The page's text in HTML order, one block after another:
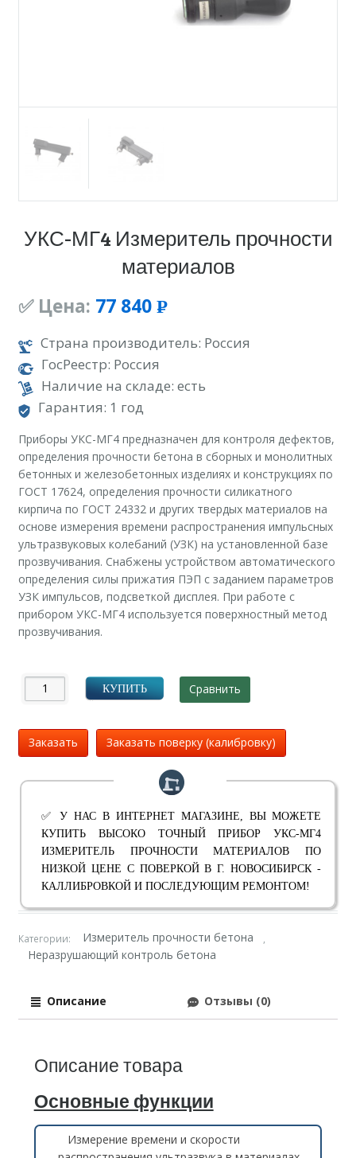
УКС-МГ4 Измеритель прочности
материалов
✅ Цена: 77 840 Р
УБ.
Страна производитель: Россия
ГосРеестр: Россия
Наличие на складе: есть
Гарантия: 1 год
Приборы УКС-МГ4 предназначен для контроля дефектов,
определения прочности бетона в сборных и монолитных
бетонных и железобетонных изделиях и конструкциях по
ГОСТ 17624, определения прочности силикатного
кирпича по ГОСТ 24332 и других твердых материалов на
основе измерения времени распространения импульсных
ультразвуковых колебаний (УЗК) на установленной базе
прозвучивания. Снабжены устройством автоматического
определения силы прижатия ПЭП с заданием параметров
УЗК импульсов, подсветкой дисплея. При работе с
прибором УКС-МГ4 используется поверхностный метод
прозвучивания.
КУПИТЬ Сравнить
Заказать Заказать поверку (калибровку)
✅ У НАС В ИНТЕРНЕТ МАГАЗИНЕ, ВЫ МОЖЕТЕ
КУПИТЬ ВЫСОКО ТОЧНЫЙ ПРИБОР УКС-МГ4
ИЗМЕРИТЕЛЬ ПРОЧНОСТИ МАТЕРИАЛОВ ПО
НИЗКОЙ ЦЕНЕ С ПОВЕРКОЙ В Г. НОВОСИБИРСК -
КАЛЛИБРОВКОЙ И ПОСЛЕДУЮЩИМ РЕМОНТОМ!
Категории: Измеритель прочности бетона ,
Неразрушающий контроль бетона
Описание Отзывы (0)
Описание товара
Основные функции
Измерение времени и скорости